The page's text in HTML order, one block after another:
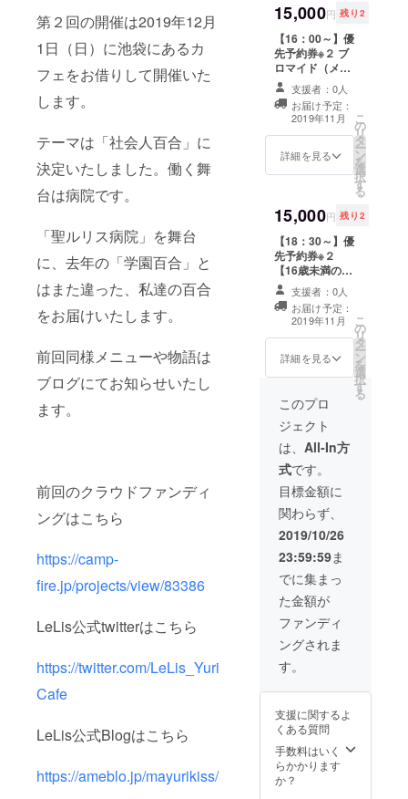
第２回の開催は2019年12月
1日（日）に池袋にあるカ
フェをお借りして開催いた
します。
テーマは「社会人百合」に
決定いたしました。働く舞
台は病院です。
「聖ルリス病院」を舞台
に、去年の「学園百合」と
はまた違った、私達の百合
をお届けいたします。
前回同様メニューや物語は
ブログにてお知らせいたし
ます。
前回のクラウドファンディ
ングはこちら
https://camp-
fire.jp/projects/view/83386
LeLis公式twitterはこちら
https://twitter.com/LeLis_Yuri
Cafe
LeLis公式Blogはこちら
https://ameblo.jp/mayurikiss/
トのページはこ
ちら）
https://mayuriki
ss.amebaownd.
com/pages/205
8958/gallery
約が開始されま
したらご予約
フォームの備考
欄にご記入くだ
さい。同行者１
名様まで可、計
２名様までのご
予約となりま
す。各枠ごとに
いますのでご注
意ください。 ※
指名ください。
（キャストの
ページはこち
ら）
https://mayuriki
ss.amebaownd.
com/pages/205
8958/gallery
個別メッセージ
ＲＯＭ（メイン
キャストより）
※１）診察券はご
希望の【お名
前】【生年月
日】【性別】を
お入れすること
ができますので
ください。 ※
２）優先予約番
約が開始されま
したらご予約
フォームの備考
欄にご記入くだ
さい。同行者１
名様まで可、計
２名様までのご
予約となりま
す。各枠ごとに
いますのでご注
意ください。 ※
ストから２名ご
指名ください。
（キャストの
ページはこち
ら）
https://mayuriki
ss.amebaownd.
com/pages/205
8958/gallery
15,000円 残り2
【16：00～】優
先予約券※２ ブ
ロマイド（メイ
ンキャスト） 百
合写真データつ
き診察券※１ ラ
ンダム缶バッジ
セット 推し百合
ＣＰチェキ※３
個別メッセージ
ＲＯＭ（メイン
キャストより）
※１）診察券はご
希望の【お名
前】【生年月
日】【性別】を
お入れすること
ができますので
ください。 ※
２）優先予約番
ますので、ご予
約が開始されま
したらご予約
フォームの備考
欄にご記入くだ
さい。同行者１
名様まで可、計
２名様までのご
予約となりま
す。各枠ごとに
リターンがござ
いますのでご注
意ください。 ※
３）ホールキャ
ストから２名ご
指名ください。
（キャストの
ページはこち
ら）
ss.amebaownd.
com/pages/205
8958/gallery
支援者：0人
お届け予定：
2019年11月
詳細を見る
こ
の
リ
タ
ー
ン
を
選
択
す
る
15,000円 残り2
【18：30～】優
先予約券※２
【16歳未満の方
は保護者同伴で
のご参加をお願
いしておりま
す。】 ブロマイ
ド（メインキャ
スト） 百合写真
缶バッジセット
推し百合ＣＰ
チェキ※３ 推し
百合ＣＰ２人の
社員証※３ ご支
援者様宛の個別
メッセージＲＯ
Ｍ（メインキャ
ストより） ※
１）診察券はご
前】【生年月
日】【性別】を
お入れすること
ができますので
備考欄にご記入
ください。 ※
２）優先予約番
号をお送り致し
ますので、ご予
約が開始されま
したらご予約
フォームの備考
欄にご記入くだ
さい。同行者１
名様まで可、計
２名様までのご
支援者：0人
お届け予定：
2019年11月
詳細を見る
こ
の
リ
タ
ー
ン
を
選
択
す
る
このプロ
ジェクト
は、 All-In方
式です。
目標金額に
関わらず、
2019/10/26
23:59:59ま
でに集まっ
た金額が
ファンディ
ングされま
す。
支援に関するよ
くある質問
手数料はいく
らかかります
か？